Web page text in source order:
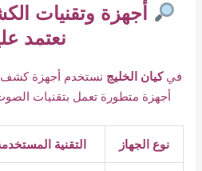
أجهزة وتقنيات
نعتمد
فيكيان الخليج نستخدم أجهزة كشف
أجهزة متطورة تعمل بتقنيات
نوع الجهاز التقنية